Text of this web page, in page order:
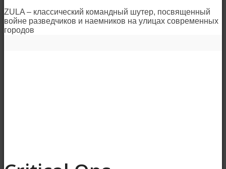
ZULA – классический командный шутер, посвященный
войне разведчиков и наемников на улицах современных
городов